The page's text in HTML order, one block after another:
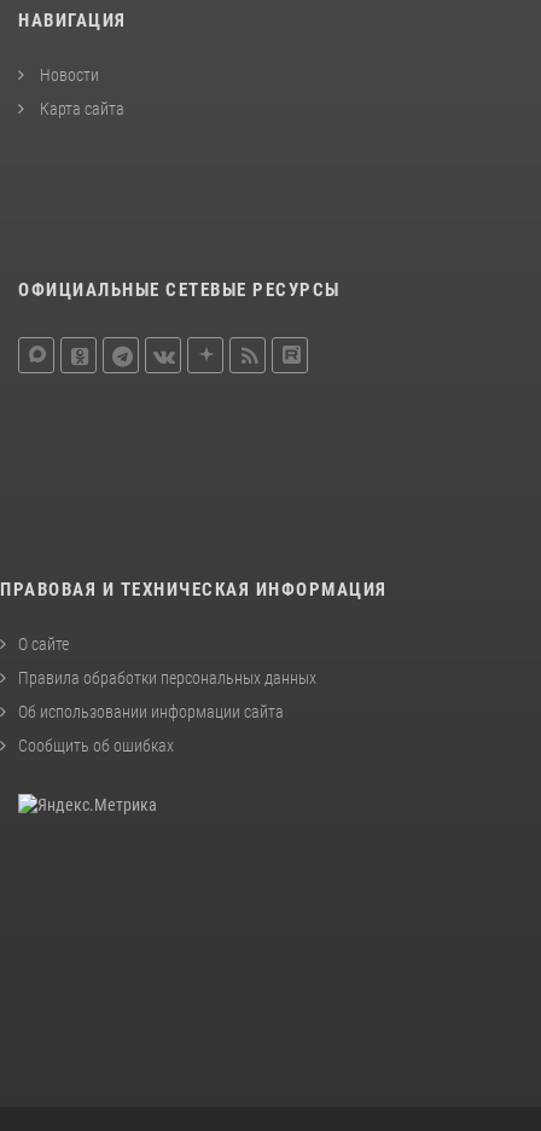
НАВИГАЦИЯ
Новости
Карта сайта
ОФИЦИАЛЬНЫЕ СЕТЕВЫЕ РЕСУРСЫ
ПРАВОВАЯ И ТЕХНИЧЕСКАЯ ИНФОРМАЦИЯ
О сайте
Правила обработки персональных данных
Об использовании информации сайта
Сообщить об ошибках